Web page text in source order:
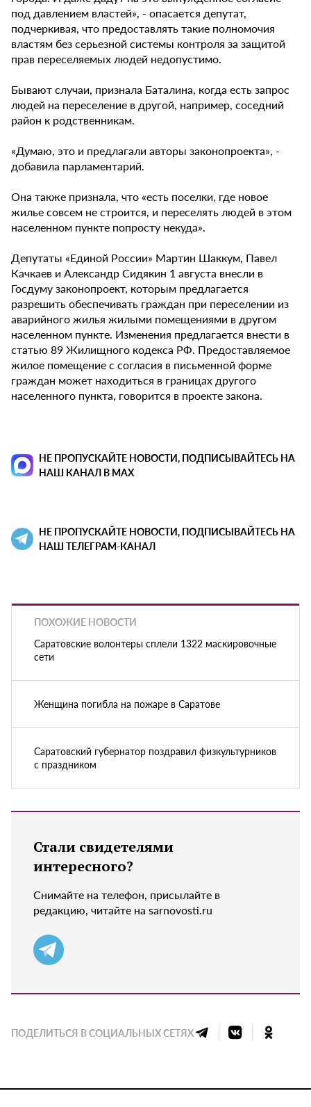
под давлением властей», - опасается депутат,
подчеркивая, что предоставлять такие полномочия
властям без серьезной системы контроля за защитой
прав переселяемых людей недопустимо.
Бывают случаи, признала Баталина, когда есть запрос
людей на переселение в другой, например, соседний
район к родственникам.
«Думаю, это и предлагали авторы законопроекта», -
добавила парламентарий.
Она также признала, что «есть поселки, где новое
жилье совсем не строится, и переселять людей в этом
населенном пункте попросту некуда».
Депутаты «Единой России» Мартин Шаккум, Павел
Качкаев и Александр Сидякин 1 августа внесли в
Госдуму законопроект, которым предлагается
разрешить обеспечивать граждан при переселении из
аварийного жилья жилыми помещениями в другом
населенном пункте. Изменения предлагается внести в
статью 89 Жилищного кодекса РФ. Предоставляемое
жилое помещение с согласия в письменной форме
граждан может находиться в границах другого
населенного пункта, говорится в проекте закона.
НЕ ПРОПУСКАЙТЕ НОВОСТИ, ПОДПИСЫВАЙТЕСЬ НА
НАШ КАНАЛ В MAX
НЕ ПРОПУСКАЙТЕ НОВОСТИ, ПОДПИСЫВАЙТЕСЬ НА
НАШ ТЕЛЕГРАМ-КАНАЛ
ПОХОЖИЕ НОВОСТИ
Саратовские волонтеры сплели 1322 маскировочные
сети
Женщина погибла на пожаре в Саратове
Саратовский губернатор поздравил физкультурников
с праздником
Стали свидетелями
интересного?
Снимайте на телефон, присылайте в
редакцию, читайте на sarnovosti.ru
ПОДЕЛИТЬСЯ В СОЦИАЛЬНЫХ СЕТЯХ